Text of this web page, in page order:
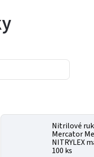
Nitrilové
Mercator
NITRYLEX
100 ks